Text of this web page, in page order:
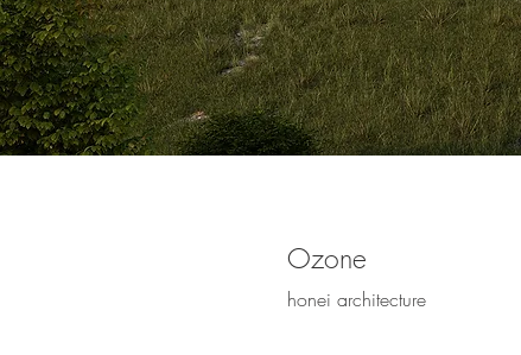
Ozone
honei architecture